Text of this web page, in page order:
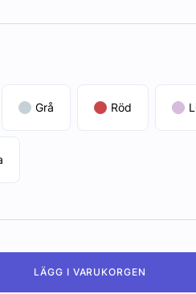
Grå Röd
LÄGG I VARUKORGEN